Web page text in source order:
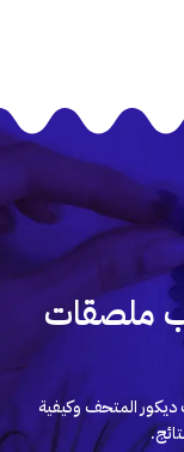
ملصقات
المتحف وكيفية